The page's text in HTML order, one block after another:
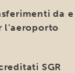
da e
l'aeroporto
SGR